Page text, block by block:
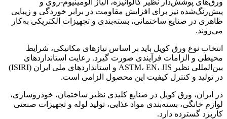
ورق‌های پوشش‌دار نظیر گالوانیزه، آلیاژ آلومینیوم-روی و
پیش‌رنگ‌شده نیز برای افزایش مقاومت در برابر خوردگی و زیبایی
ظاهری در صنایع ساختمانی، بسته‌بندی و تجهیزات الکتریکی به‌کار
می‌روند.
انتخاب نوع ورق کویل باید بر اساس نیازهای مکانیکی، شرایط
محیطی و الزامات فرآیندی صورت گیرد. رعایت استانداردهای
بین‌المللی نظیر ASTM، EN، JIS و استانداردهای ملی ایران (ISIRI)
در تولید و کنترل کیفیت این محصول الزامی است.
در ایران، ورق کویل در صنایع کلیدی نظیر ساختمان، خودروسازی،
لوازم خانگی، بسته‌بندی مواد غذایی، تولید لوله و تجهیزات صنعتی
کاربرد گسترده دارد.